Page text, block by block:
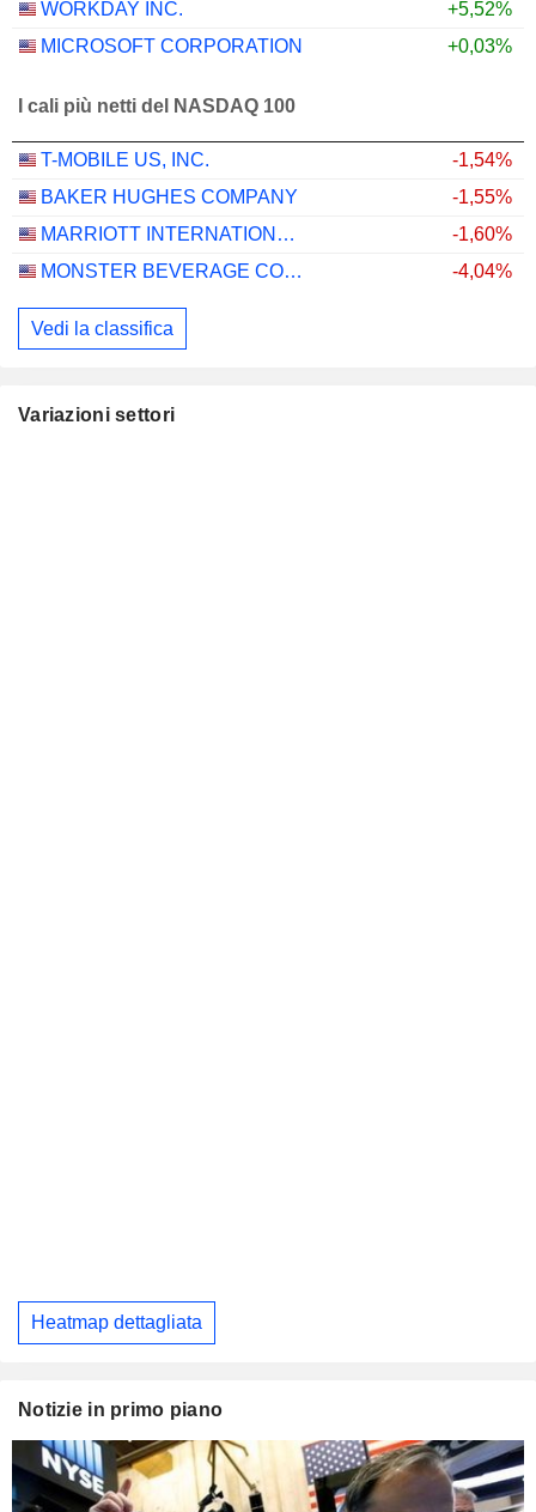
WORKDAY INC.
+5,52%
MICROSOFT CORPORATION
+0,03%
I cali più netti del NASDAQ 100
T-MOBILE US, INC.
-1,54%
BAKER HUGHES COMPANY
-1,55%
MARRIOTT INTERNATIONAL, INC.
-1,60%
MONSTER BEVERAGE CORPORATION
-4,04%
Vedi la classifica
Variazioni settori
Heatmap dettagliata
Notizie in primo piano